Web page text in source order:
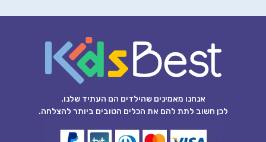
אנחנו מאמינים שהילדים הם העתיד שלנו.
לכן חשוב לתת להם את הכלים הטובים ביותר להצלחה.